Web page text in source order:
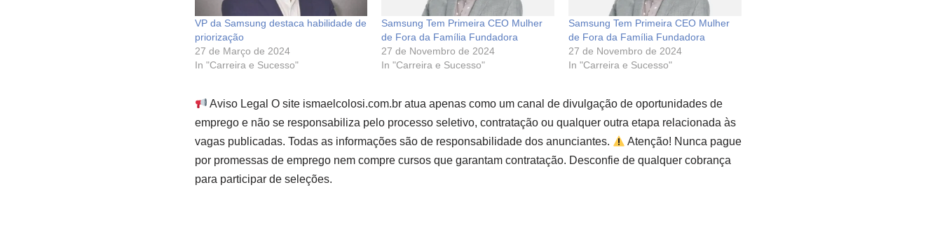
VP da Samsung destaca habilidade de
priorização
27 de Março de 2024
In "Carreira e Sucesso"
Samsung Tem Primeira CEO Mulher
de Fora da Família Fundadora
27 de Novembro de 2024
In "Carreira e Sucesso"
Samsung Tem Primeira CEO Mulher
de Fora da Família Fundadora
27 de Novembro de 2024
In "Carreira e Sucesso"
Aviso Legal O site ismaelcolosi.com.br atua apenas como um canal de divulgação de oportunidades de
emprego e não se responsabiliza pelo processo seletivo, contratação ou qualquer outra etapa relacionada às
vagas publicadas. Todas as informações são de responsabilidade dos anunciantes.
Atenção! Nunca pague
por promessas de emprego nem compre cursos que garantam contratação. Desconfie de qualquer cobrança
para participar de seleções.